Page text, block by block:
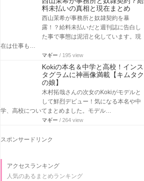
料未払いの真相と現在まとめ
西山茉希が事務所と奴隷契約を暴
露！？給料未払いだと週刊誌に告白し
た事で事態は泥沼と化しています。現
在は仕事も…
マギー / 195 view
Kokiの本名＆中学と高校！インス
タグラムに神画像満載【キムタク
の娘】
木村拓哉さんの次女のKokiがモデルと
して鮮烈デビュー！気になる本名や中
学、高校についてまとめました。モデル…
マギー / 264 view
スポンサードリンク
アクセスランキング
人気のあるまとめランキング